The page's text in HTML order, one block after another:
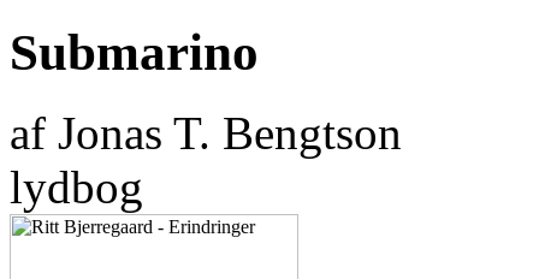
Submarino
af Jonas T. Bengtson
lydbog